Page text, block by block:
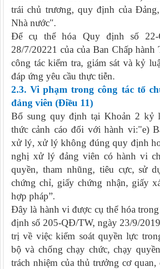
trái chủ trương, quy định của
Nhà nước".
Để cụ thể hóa Quy định số 22-
28/7/20221 của của Ban Chấp hành
công tác kiểm tra, giám sát và kỷ
đáp ứng yêu cầu thực tiễn.
2.3. Vi phạm trong công tác tổ
đảng viên (Điều 11)
Bổ sung quy định tại Khoản 2 kỷ
thức cảnh cáo đối với hành vi:"e)
xử lý, xử lý không đúng quy định
nghị xử lý đảng viên có hành vi
quyền, tham nhũng, tiêu cực, sử
chứng chỉ, giấy chứng nhận, giấy
hợp pháp”.
Đây là hành vi được cụ thể hóa
định số 205-QĐ/TW, ngày 23/9/
trị về việc kiểm soát quyền lực
bộ và chống chạy chức, chạy
trách nhiệm của thủ trưởng cơ